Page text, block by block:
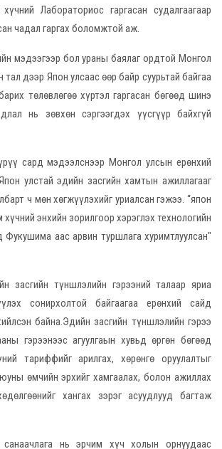
Лабораториос гаргасан судалгаагаар
чадал гаргах боломжтой аж.
мэдээгээр бол ураны баялаг ордтой Монгол
тал дээр Япон улсаас өөр байр суурьтай байгаа
төлөвлөгөө хүртэл гаргасан бөгөөд шинэ
нь зөвхөн сэргээгдэх үүсгүүр байхгүй
сард мэдээлснээр Монгол улсын ерөнхий
улстай эдийн засгийн хамтын ажиллагааг
ч мөн хөгжүүлэхийг уриалсан гэжээ. “япон
энхийн зорилгоор хэрэглэх технологийн
Фукушима аас арвин туршлага хуримтлуулсан"
засгийн түншлэлийн гэрээний талаар яриа
сонирхолтой байгаагаа ерөнхий сайд
байна.Эдийн засгийн түншлэлийн гэрээ
гэрээнээс агуулгаын хувьд өргөн бөгөөд
тариффийг арилгах, хөрөнгө оруулалтыг
өмчийн эрхийг хамгаалах, болон ажиллах
хангах зэрэг асуудлууд багтаж
нь эрчим хүч холын орнуудаас